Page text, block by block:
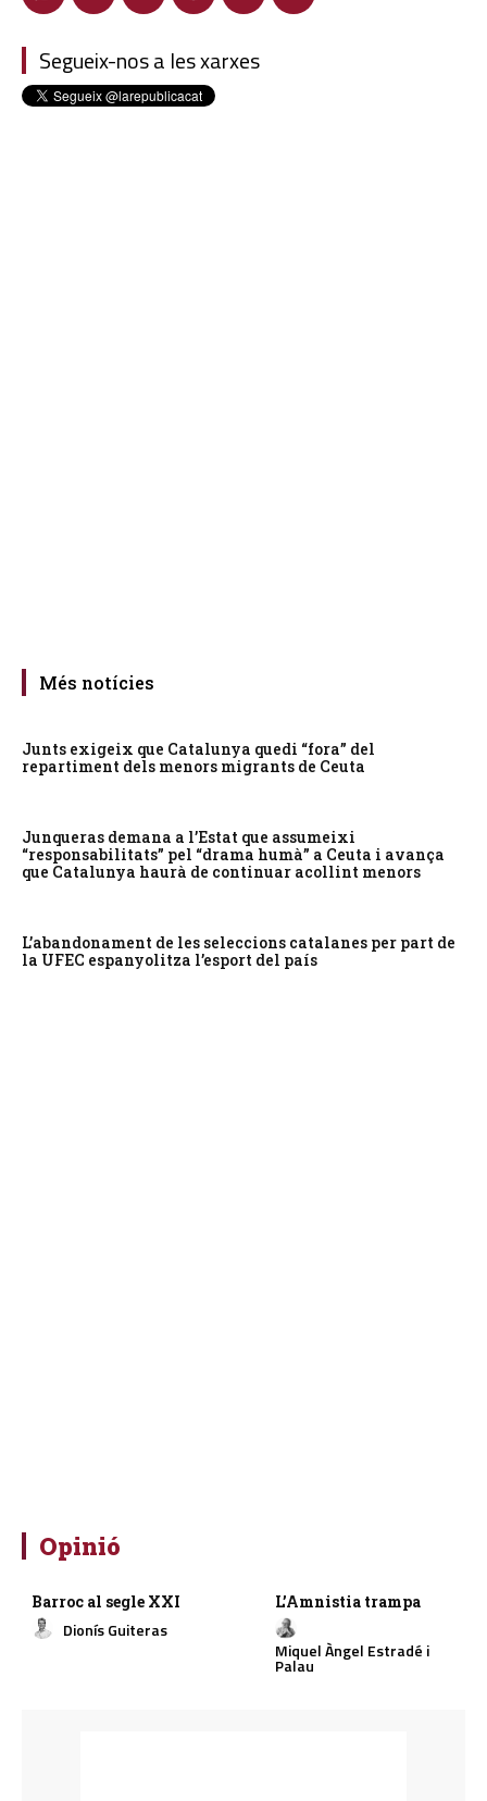
Segueix-nos a les xarxes
Més notícies
Junts exigeix que Catalunya quedi “fora” del
repartiment dels menors migrants de Ceuta
Junqueras demana a l’Estat que assumeixi
“responsabilitats” pel “drama humà” a Ceuta i avança
que Catalunya haurà de continuar acollint menors
L’abandonament de les seleccions catalanes per part de
la UFEC espanyolitza l’esport del país
Opinió
Barroc al segle XXI
Dionís Guiteras
L’Amnistia trampa
Miquel Àngel Estradé i
Palau